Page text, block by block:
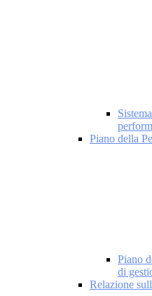
Piano della
Piano
di
Relazione